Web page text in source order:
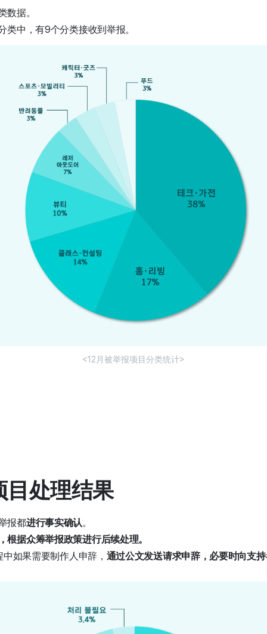
数据。
类中，有9个分类接收到举报。
<12月被举报项目分类统计>
目处理结果
报都进行事实确认。
根据众筹举报政策进行后续处理。
如果需要制作人申辞， 通过公文发送请求申辞，必要时向支